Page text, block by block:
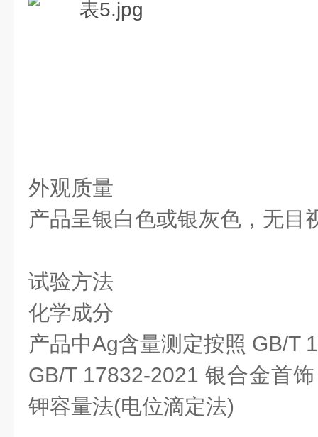
外观质量
产品呈银白色或银灰色，无目
试验方法
化学成分
产品中Ag含量测定按照 GB/T
GB/T 17832-2021 银合金首
钾容量法(电位滴定法)